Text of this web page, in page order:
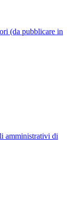
(da pubblicare in
amministrativi di